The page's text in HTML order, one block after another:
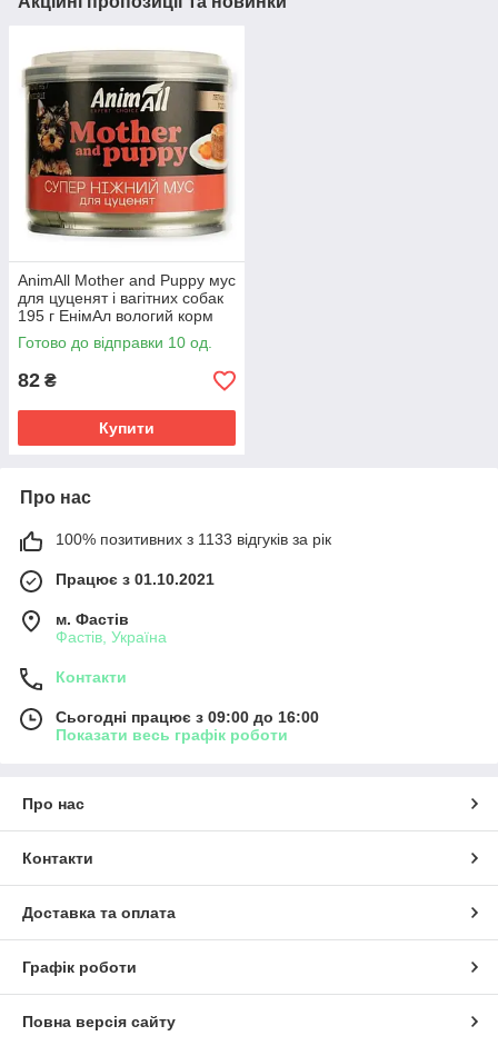
AnimAll Mother and Puppy мус
для цуценят і вагітних собак
195 г ЕнімАл вологий корм
паштет для легкого старту
Готово до відправки 10 од.
82 ₴
Купити
Про нас
100% позитивних з 1133 відгуків за рік
Працює з 01.10.2021
м. Фастів
Фастів, Україна
Контакти
Сьогодні працює з 09:00 до 16:00
Показати весь графік роботи
Про нас
Контакти
Доставка та оплата
Графік роботи
Повна версія сайту